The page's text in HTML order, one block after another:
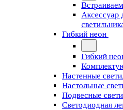
Аксессуар
Гибкий неон
Гибкий
Настенные
Настольные
Подвесные
Светодиодная